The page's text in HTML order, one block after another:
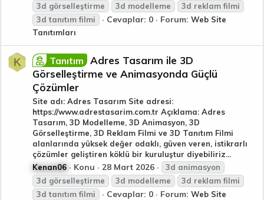
3d görselleştirme 3d modelleme 3d reklam filmi
3d tanıtımfilmi Cevaplar: 0 Forum: Web Site
Tanıtımları
K Tanıtım
Adres Tasarım ile 3D
Görselleştirme ve Animasyonda Güçlü
Çözümler
Site adı: Adres Tasarım Site adresi:
https://www.adrestasarim.com.tr Açıklama: Adres
Tasarım, 3D Modelleme, 3D Animasyon, 3D
Görselleştirme, 3D Reklam Filmi ve 3D Tanıtım Filmi
alanlarında yüksek değer odaklı, güven veren, istikrarlı
çözümler geliştiren köklü bir kuruluştur diyebiliriz...
Kenan06
Konu 28 Mart 2026 3d animasyon
3d görselleştirme 3d modelleme 3d reklam filmi
3d tanıtımfilmi Cevaplar: 0 Forum: Web Site